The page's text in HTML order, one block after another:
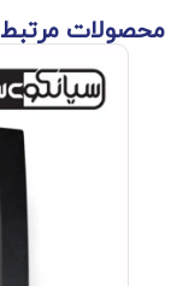
محصولات مرتبط